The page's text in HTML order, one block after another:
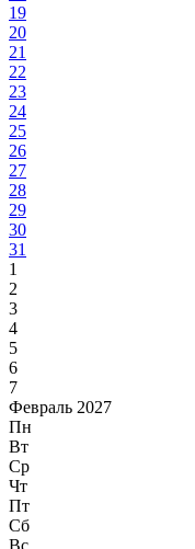
19
20
21
22
23
24
25
26
27
28
29
30
31
1
2
3
4
5
6
7
Февраль 2027
Пн
Вт
Ср
Чт
Пт
Сб